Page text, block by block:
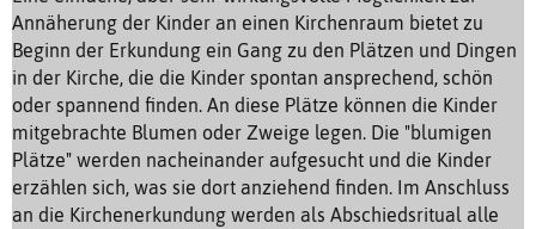
Annäherung der Kinder an einen Kirchenraum bietet zu
Beginn der Erkundung ein Gang zu den Plätzen und Dingen
in der Kirche, die die Kinder spontan ansprechend, schön
oder spannend finden. An diese Plätze können die Kinder
mitgebrachte Blumen oder Zweige legen. Die "blumigen
Plätze" werden nacheinander aufgesucht und die Kinder
erzählen sich, was sie dort anziehend finden. Im Anschluss
an die Kirchenerkundung werden als Abschiedsritual alle